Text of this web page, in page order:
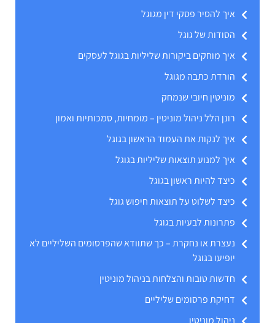
איך להסיר פסקי דין מגוגל
הסודות של גוגל
איך מוחקים ביקורות שליליות בגוגל לעסקים
הורדת כתבה מגוגל
מוניטין חיובי שנמחק
רונן הלל ניהול מוניטין – מומחיות, סמכותיות ואמון
איך לנקות את העמוד הראשון בגוגל
איך למנוע תוצאות שליליות בגוגל
כיצד להיות ראשון בגוגל
כיצד לשלוט על תוצאות חיפוש גוגל
פתרונות לבעיות בגוגל
נעצרת או נחקרת – כך שתוודא שהפרסומים השליליים לא
יופיעו בגוגל
חדשות טובות והצלחות בניהול מוניטין
דחיקת פרסומים שליליים
ניהול מוניטין